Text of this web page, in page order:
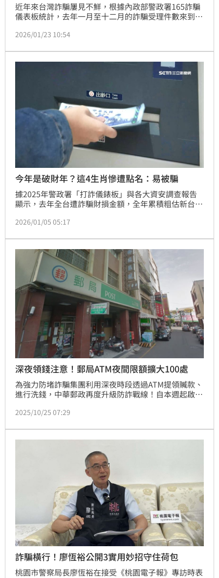
近年來台灣詐騙屢見不鮮，根據內政部警政署165詐騙
儀表板統計，去年一月至十二月的詐騙受理件數來到
去年12月相較前年8月，受理件數減少33%、財損數減
2026/01/23 10:54
今年是破財年？這4生肖慘遭點名：易被騙
據2025年警政署「打詐儀錶板」與各大資安調查報告
顯示，去年全台遭詐騙財損金額，全年累積粗估新台幣
以40～49歲的社會中堅份子最多；地理分布上，則以
新的一年到來，知名民俗專家楊登嵙老師提醒，有4大
生肖的財運在今（2026）年容易遇到「亂流」，恐成
詐騙集團鎖定的「肥羊」，在面對高利誘惑時得小心求
2026/01/05 05:17
深夜領錢注意！郵局ATM夜間限額擴大100處
為強力防堵詐騙集團利用深夜時段透過ATM提領贓款、
進行洗錢，中華郵政再度升級防詐戰線！自本週起啟動
100間郵局。在特定夜間時段，這些郵局的ATM提領金
2025/10/25 07:29
詐騙橫行！廖恆裕公開3實用妙招守住荷包
桃園市警察局長廖恆裕在接受《桃園電子報》專訪時表